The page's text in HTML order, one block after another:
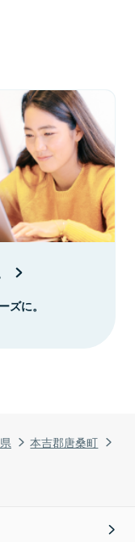
本吉郡唐桑町
ズに。